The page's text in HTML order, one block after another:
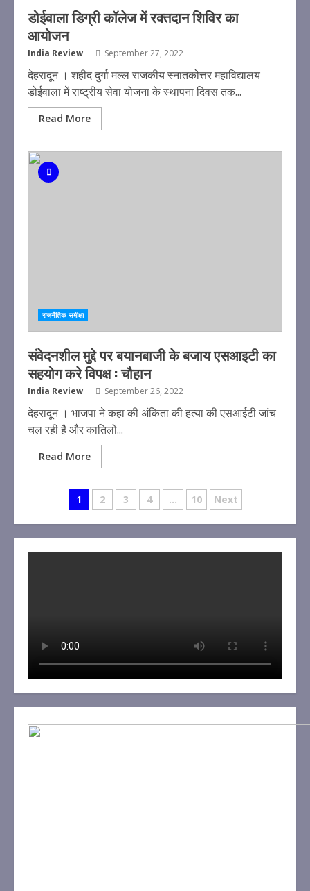
डोईवाला डिग्री कॉलेज में रक्तदान शिविर का
आयोजन
India Review September 27, 2022
देहरादून । शहीद दुर्गा मल्ल राजकीय स्नातकोत्तर महाविद्यालय
डोईवाला में राष्ट्रीय सेवा योजना के स्थापना दिवस तक...
Read More
राजनैतिक समीक्षा
संवेदनशील मुद्दे पर बयानबाजी के बजाय एसआइटी का
सहयोग करे विपक्ष : चौहान
India Review September 26, 2022
देहरादून । भाजपा ने कहा की अंकिता की हत्या की एसआईटी जांच
चल रही है और कातिलों...
Read More
Posts
pagination
1 2 3 4 … 10 Next